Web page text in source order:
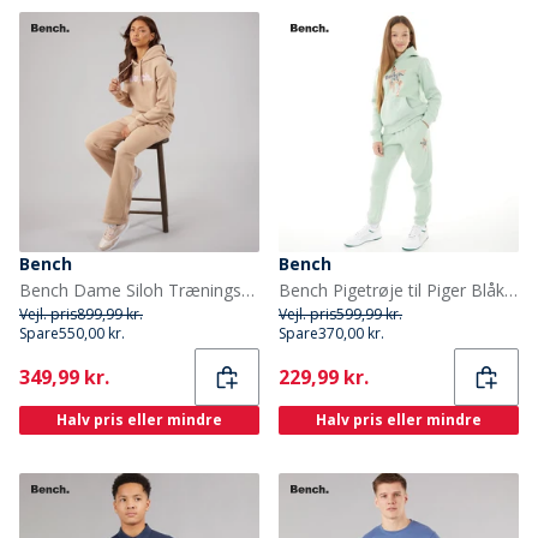
Bench
Bench Dame Siloh Træningssæt Taupe
Vejl. pris899,99 kr.
Spare550,00 kr.
Current
349,99 kr.
Halv pris eller mindre
Bench
Bench Pigetrøje til Piger Blåklokke Sage
Vejl. pris599,99 kr.
Spare370,00 kr.
Current
229,99 kr.
Halv pris eller mindre